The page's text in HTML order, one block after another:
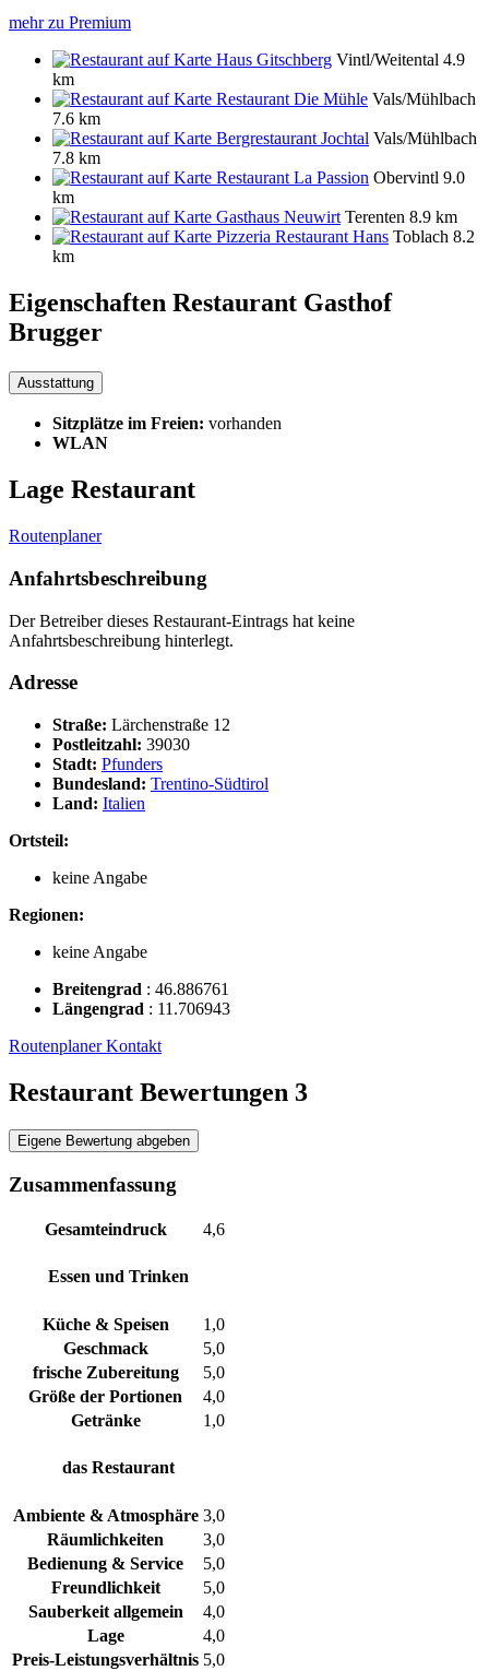
mehr zu Premium
Haus Gitschberg Vintl/Weitental 4.9
km
Restaurant Die Mühle Vals/Mühlbach
7.6 km
Bergrestaurant Jochtal Vals/Mühlbach
7.8 km
Restaurant La Passion Obervintl 9.0
km
Gasthaus Neuwirt Terenten 8.9 km
Pizzeria Restaurant Hans Toblach 8.2
km
Eigenschaften Restaurant Gasthof
Brugger
Ausstattung
Sitzplätze im Freien: vorhanden
WLAN
Lage Restaurant
Routenplaner
Anfahrtsbeschreibung
Der Betreiber dieses Restaurant-Eintrags hat keine
Anfahrtsbeschreibung hinterlegt.
Adresse
Straße: Lärchenstraße 12
Postleitzahl: 39030
Stadt: Pfunders
Bundesland: Trentino-Südtirol
Land: Italien
Ortsteil:
keine Angabe
Regionen:
keine Angabe
Breitengrad : 46.886761
Längengrad : 11.706943
RoutenplanerKontakt
Restaurant Bewertungen 3
Eigene Bewertung abgeben
Zusammenfassung
Gesamteindruck 4,6
Essen und Trinken
Küche & Speisen
1,0
Geschmack
5,0
frische Zubereitung
5,0
Größe der Portionen
4,0
Getränke
1,0
das Restaurant
Ambiente & Atmosphäre 3,0
Räumlichkeiten
3,0
Bedienung & Service
5,0
Freundlichkeit
5,0
Sauberkeit allgemein
4,0
Lage
4,0
Preis-Leistungsverhältnis 5,0